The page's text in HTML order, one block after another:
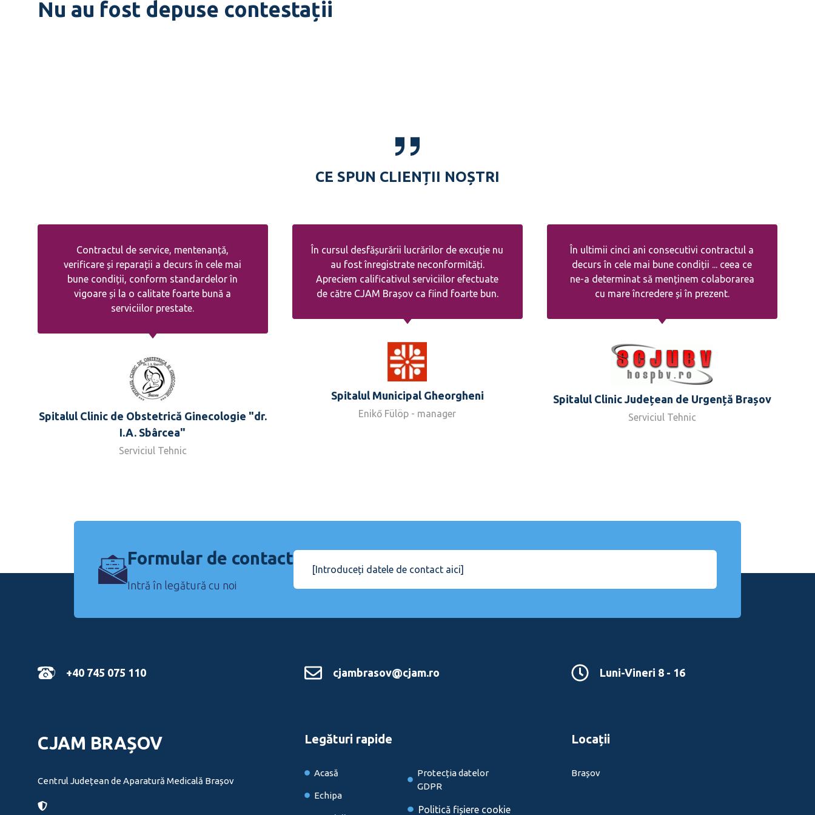
Nu au fost depuse contestații
CE SPUN CLIENȚII NOȘTRI
Contractul de service, mentenanță,
verificare și reparații a decurs în cele mai
bune condiții, conform standardelor în
vigoare și la o calitate foarte bună a
serviciilor prestate.
Spitalul Clinic de Obstetrică Ginecologie "dr.
I.A. Sbârcea"
Serviciul Tehnic
În cursul desfășurării lucrărilor de excuție nu
au fost înregistrate neconformități.
Apreciem calificativul serviciilor efectuate
de către CJAM Brașov ca fiind foarte bun.
Spitalul Municipal Gheorgheni
Enikő Fülöp - manager
În ultimii cinci ani consecutivi contractul a
decurs în cele mai bune condiții ... ceea ce
ne-a determinat să menținem colaborarea
cu mare încredere și în prezent.
Spitalul Clinic Județean de Urgență Brașov
Serviciul Tehnic
Formular de contact
Intră în legătură cu noi
[Introduceți datele de contact aici]
+40 745 075 110 cjambrasov@cjam.ro Luni-Vineri 8 - 16
CJAM BRAȘOV
Centrul Județean de Aparatură Medicală Brașov
Legături rapide
Acasă
Echipa
Protecția datelor
GDPR
Politică fișiere cookie
Locații
Brașov